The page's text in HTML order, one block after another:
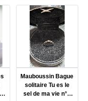
Mauboussin Bague
solitaire Tu es le
sel de ma vie n°1